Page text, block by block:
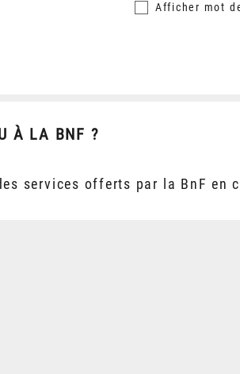
Afficher mot
À LA BNF ?
services offerts par la BnF en